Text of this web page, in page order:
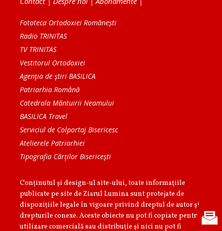
Fototeca Ortodoxiei Românești
Radio TRINITAS
TV TRINITAS
Vestitorul Ortodoxiei
Agenţia de ştiri BASILICA
Patriarhia Română
Catedrala Mântuirii Neamului
BASILICA Travel
Serviciul de Colportaj Bisericesc
Atelierele Patriarhiei
Tipografia Cărţilor Bisericeşti
Conținutul și design-ul site-ului, toate informaţiile
publicate pe site de Ziarul Lumina sunt protejate de
dispoziţiile legale în vigoare privind dreptul de autor şi
drepturile conexe. Aceste obiecte nu pot fi copiate pentru
utilizare comercială sau distribuţie şi nici nu pot fi